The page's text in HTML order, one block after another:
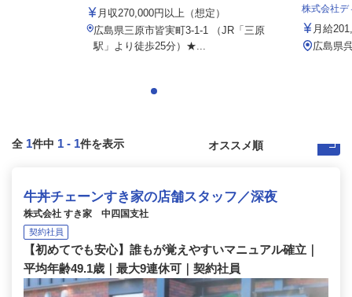
月収270,000円以上（想定）
広島県三原市皆実町3-1-1 （JR「三原
駅」より徒歩25分）★...
株式会社デ
月給
広島県
全 1件中 1 - 1件を表示
牛丼チェーンすき家の店舗スタッフ／深夜
株式会社 すき家 中四国支社
契約社員
【初めてでも安心】誰もが覚えやすいマニュアル確立｜
平均年齢49.1歳｜最大9連休可｜契約社員